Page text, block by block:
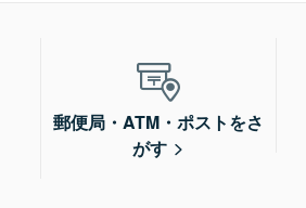
郵便局・ATM・ポストをさ
がす